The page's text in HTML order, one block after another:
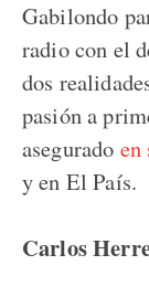
Gabilondo
radio con el
dos
pasión a
asegurado
y en El País.
Carlos